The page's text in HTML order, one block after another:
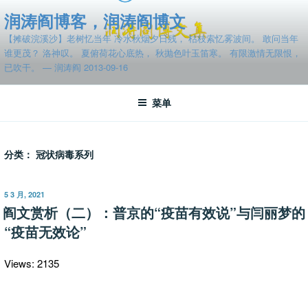
至
容
润涛阎博客，润涛阎博文
【摊破浣溪沙】老树忆当年 冷水秋烟夕日残， 枯枝索忆雾波间。 敢问当年
谁更茂？ 洛神叹。 夏俯荷花心底热， 秋抛色叶玉笛寒。 有限激情无限恨，
已吹干。 — 润涛阎 2013-09-16
菜单
分类： 冠状病毒系列
发
布
于
5 3 月, 2021
阎文赏析（二）：普京的“疫苗有效说”与闫丽梦的
“疫苗无效论”
Views: 2135